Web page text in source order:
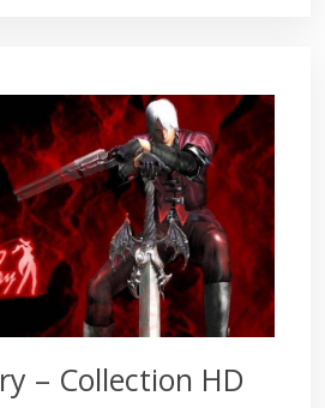
– Collection HD